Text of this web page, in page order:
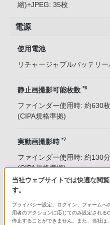
縮)+JPEG: 35枚
電源
使用電池
リチャージャブルバッテリ
静止画撮影可能枚数 *6
ファインダー使用時: 約630
(CIPA規格準拠)
実動画撮影時 *7
ファインダー使用時: 約130
(CIPA規格準拠)
連続動画撮影時
ファインダー使用時: 約210
(CIPA規格準拠)
当社ウェブサイトでは快適な閲
す。
プライバシー設定、ログイン、フォームへ
用者のアクションに応じてのみ設定され
停止することができません。また、当社は